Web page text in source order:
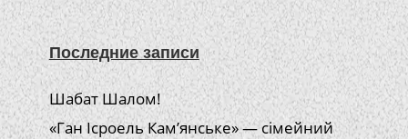
Последние записи
Шабат Шалом!
«Ган Ісроель Кам’янське» — сімейний